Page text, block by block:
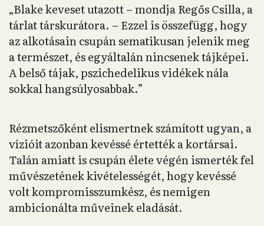
„Blake keveset utazott – mondja Regős Csilla, a
tárlat társkurátora. – Ezzel is összefügg, hogy
az alkotásain csupán sematikusan jelenik meg
a természet, és egyáltalán nincsenek tájképei.
A belső tájak, pszichedelikus vidékek nála
sokkal hangsúlyosabbak.”
Rézmetszőként elismertnek számított ugyan, a
vízióit azonban kevéssé értették a kortársai.
Talán amiatt is csupán élete végén ismerték fel
művészetének kivételességét, hogy kevéssé
volt kompromisszumkész, és nemigen
ambicionálta műveinek eladását.